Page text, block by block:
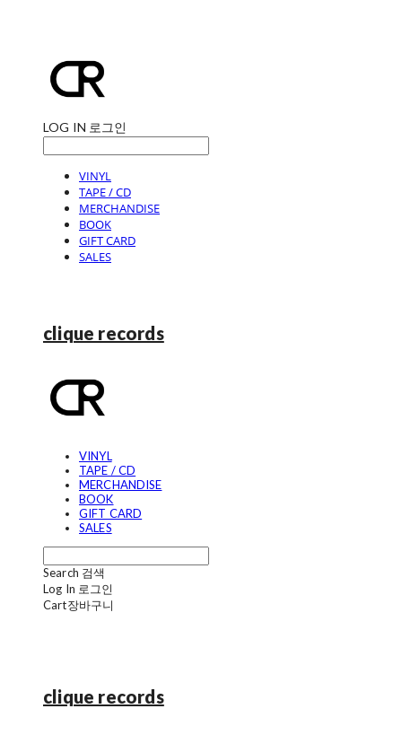
LOG IN 로그인
VINYL
TAPE / CD
MERCHANDISE
BOOK
GIFT CARD
SALES
clique records
VINYL
TAPE / CD
MERCHANDISE
BOOK
GIFT CARD
SALES
Search 검색
Log In 로그인
Cart장바구니
clique records